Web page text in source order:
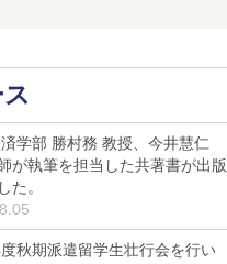
学部 勝村務 教授、今井慧仁
が執筆を担当した共著書が出版
た。
秋期派遣留学生壮行会を行い